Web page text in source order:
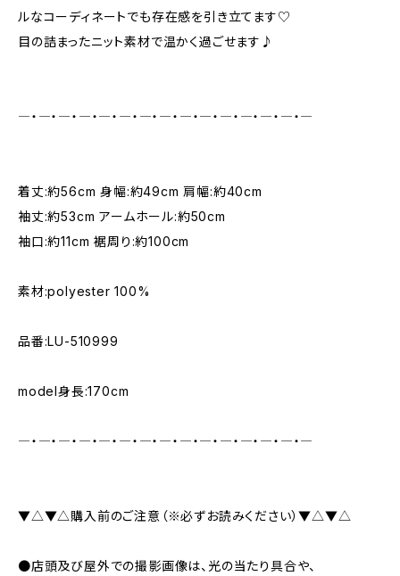
ルなコーディネートでも存在感を引き立てます♡
目の詰まったニット素材で温かく過ごせます♪
―・―・―・―・―・―・―・―・―・―・―・―・―・―・―
着丈:約56cm 身幅:約49cm 肩幅:約40cm
袖丈:約53cm アームホール:約50cm
袖口:約11cm 裾周り:約100cm
素材:polyester 100%
品番:LU-510999
model身長:170cm
―・―・―・―・―・―・―・―・―・―・―・―・―・―・―
▼△▼△購入前のご注意（※必ずお読みください）▼△▼△
●店頭及び屋外での撮影画像は、光の当たり具合や、